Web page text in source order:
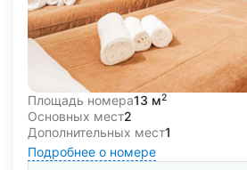
Площадь номера13 м2
Основных мест2
Дополнительных мест1
Подробнее о номере